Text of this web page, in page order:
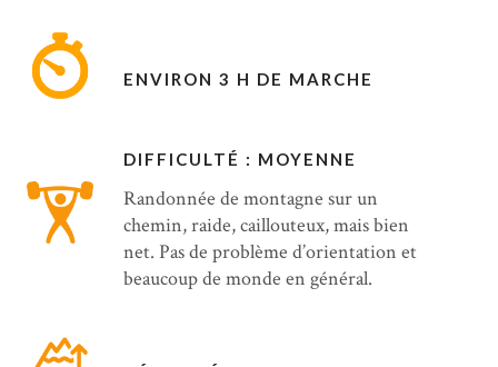
ENVIRON 3 H DE MARCHE
DIFFICULTÉ : MOYENNE
Randonnée de montagne sur un
chemin, raide, caillouteux, mais bien
net. Pas de problème d’orientation et
beaucoup de monde en général.